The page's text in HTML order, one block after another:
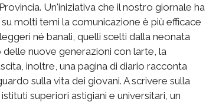
Un'iniziativa che il nostro giornale ha
molti temi la comunicazione è più efficace
né banali, quelli scelti dalla neonata
nuove generazioni con larte, la
inoltre, una pagina di diario racconta
sulla vita dei giovani. A scrivere sulla
superiori astigiani e universitari, un